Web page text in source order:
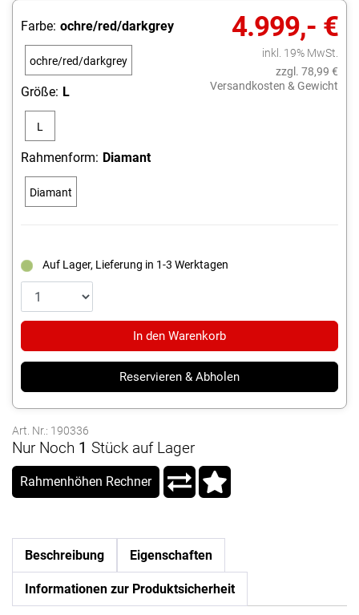
4.999,- €
inkl. 19% MwSt.
zzgl. 78,99 €
Versandkosten & Gewicht
Farbe: ochre/red/darkgrey
ochre/red/darkgrey
Größe: L
L
Rahmenform: Diamant
Diamant
Auf Lager, Lieferung in 1-3 Werktagen
In den Warenkorb
Reservieren & Abholen
Art. Nr.: 190336
Nur Noch 1 Stück auf Lager
Rahmenhöhen Rechner
Beschreibung Eigenschaften
Informationen zur Produktsicherheit